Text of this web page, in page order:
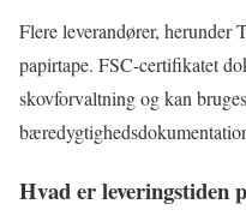
Flere leverandører, herunder
papirtape. FSC-certifikatet
skovforvaltning og kan
Hvad er leveringstiden